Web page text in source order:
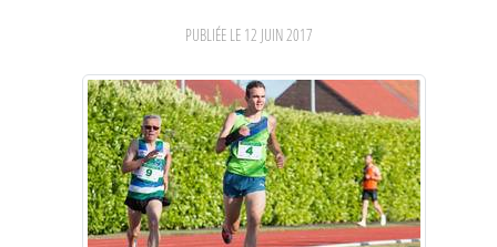
PUBLIÉE LE 12 JUIN 2017